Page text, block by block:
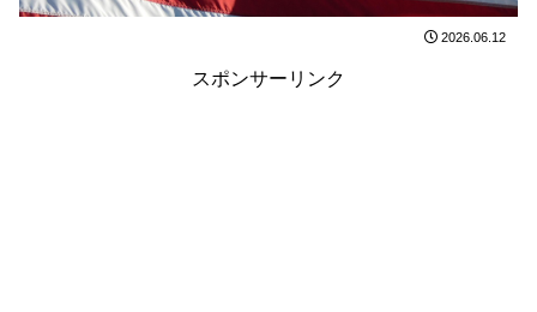
2026.06.12
スポンサーリンク